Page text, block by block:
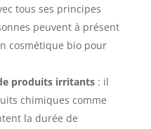
tous ses principes
peuvent à présent
cosmétique bio pour
produits irritants : il
chimiques comme
la durée de